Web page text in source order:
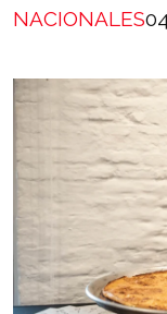
NACIONALES